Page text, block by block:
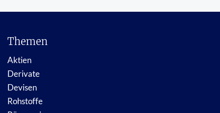
Themen
Aktien
Derivate
Devisen
Rohstoffe